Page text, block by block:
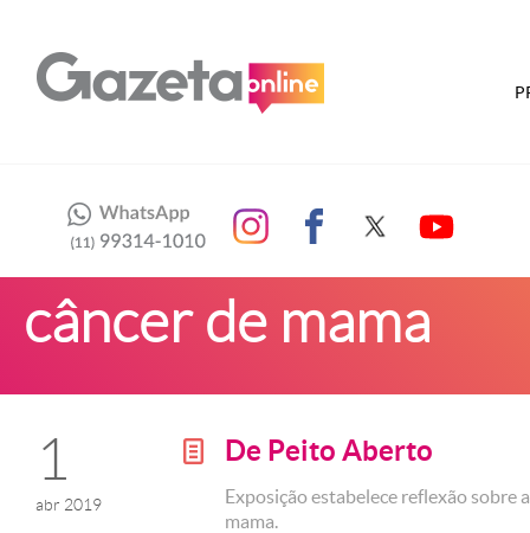
câncer de mama
1
abr 2019
g De Peito Aberto
Exposição estabelece reflexão sobre
mama.